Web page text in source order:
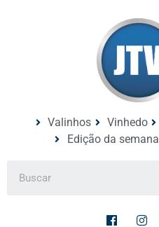
Valinhos Vinhedo
Edição da semana